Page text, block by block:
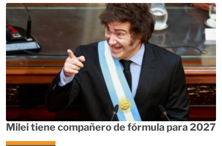
Milei tiene compañero de fórmula para 2027